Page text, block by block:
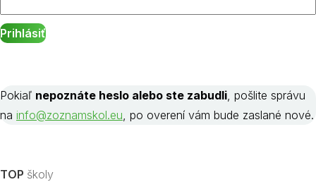
Pokiaľ nepoznáte heslo alebo ste zabudli, pošlite správu
na info@zoznamskol.eu, po overení vám bude zaslané nové.
TOP školy